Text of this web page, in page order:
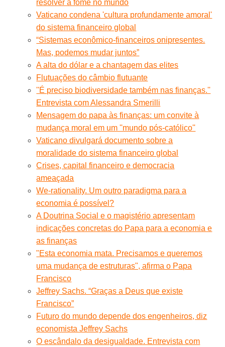
resolver a fome no mundo
Vaticano condena 'cultura profundamente amoral'
do sistema financeiro global
“Sistemas econômico-financeiros onipresentes.
Mas, podemos mudar juntos”
A alta do dólar e a chantagem das elites
Flutuações do câmbio flutuante
''É preciso biodiversidade também nas finanças.''
Entrevista com Alessandra Smerilli
Mensagem do papa às finanças: um convite à
mudança moral em um ''mundo pós-católico''
Vaticano divulgará documento sobre a
moralidade do sistema financeiro global
Crises, capital financeiro e democracia
ameaçada
We-rationality. Um outro paradigma para a
economia é possível?
A Doutrina Social e o magistério apresentam
indicações concretas do Papa para a economia e
as finanças
"Esta economia mata. Precisamos e queremos
uma mudança de estruturas", afirma o Papa
Francisco
Jeffrey Sachs. “Graças a Deus que existe
Francisco”
Futuro do mundo depende dos engenheiros, diz
economista Jeffrey Sachs
O escândalo da desigualdade. Entrevista com